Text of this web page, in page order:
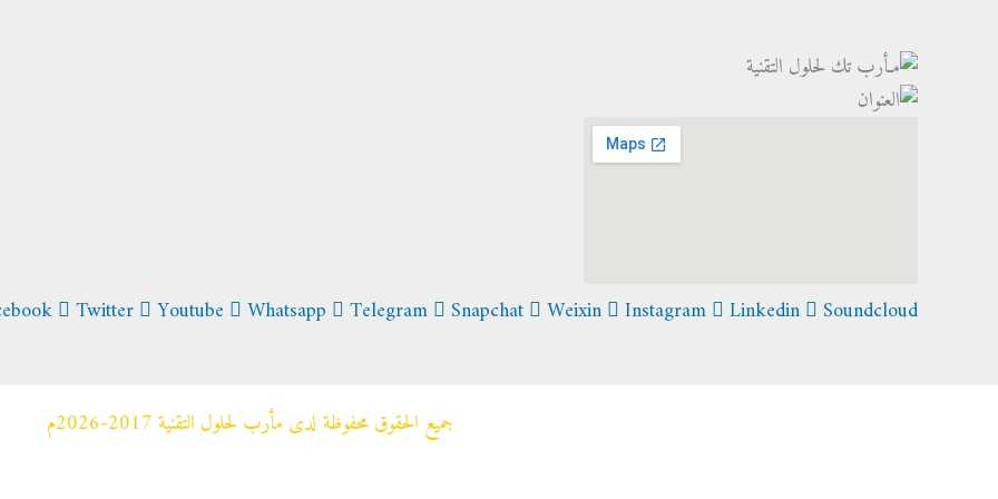
Twitter Youtube Whatsapp Telegram Snapchat Weixin Instagram Linkedin Soundcloud
جميع الحقوق محفوظة لدى مأرب لحلول التقنية 2017-2026م